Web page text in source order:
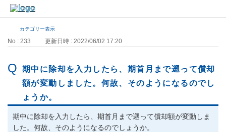
カテゴリー表示
No : 233 更新日時 : 2022/06/02 17:20
期中に除却を入力したら、期首月まで遡って償却
額が変動しました。何故、そのようになるのでし
ょうか。
期中に除却を入力したら、期首月まで遡って償却額が変動しま
した。何故、そのようになるのでしょうか。